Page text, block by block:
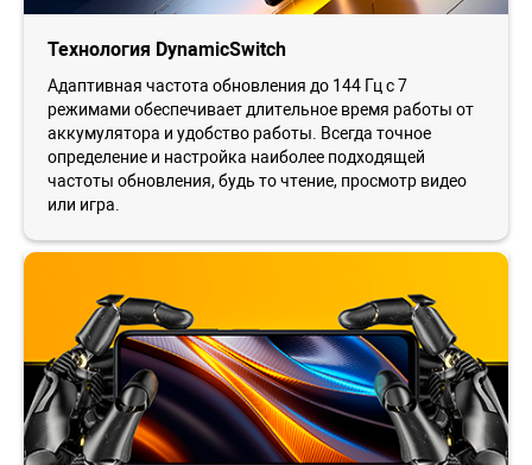
Технология DynamicSwitch
Адаптивная частота обновления до 144 Гц с 7
режимами обеспечивает длительное время работы от
аккумулятора и удобство работы. Всегда точное
определение и настройка наиболее подходящей
частоты обновления, будь то чтение, просмотр видео
или игра.